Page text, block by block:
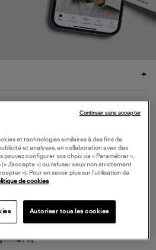
et technologies similaires à des fins de
et analyses, en collaboration avec des
pouvez configurer vos choix via « Paramétrer »,
J’accepte ») ou refuser ceux non strictement
»). Pour en savoir plus sur l’utilisation de
de cookies
Autoriser tous les cookies
Continuer sans accepter